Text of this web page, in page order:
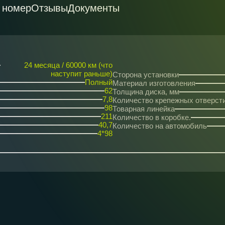
ОтзывыДокументы
24 месяца / 60000 км (что
наступит раньше)
Полный
62
7,8
98
211
40,7
4*98
Сторона установки
Материал изготовления
Толщина диска, мм
Количество крепежных
Товарная линейка
Количество в коробке.
Количество на автомобиль